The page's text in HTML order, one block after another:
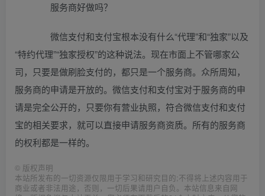
服务商好做吗？
微信支付和支付宝根本没有什么“代理”和“独家”以及
“特约代理”“独家授权”的这种说法。现在市面上不管哪家公
司，只要是做刷脸支付的，都只是一个服务商。众所周知，
服务商的申请是开放的。微信支付和支付宝对于服务商的申
请是完全公开的，只要你有营业执照，符合微信支付和支付
宝的相关要求，就可以直接申请服务商资质。所有的服务商
的权利都是一样的。
© 版权声明
本站所发布的一切资源仅限用于学习和研究目的;不得将上述内容用于
商业或者非法用途，否则，一切后果请用户自负。本站信息来自网